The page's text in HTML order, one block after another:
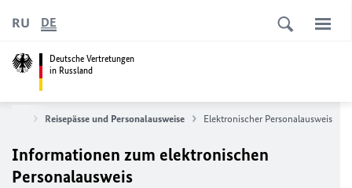
Deutsche Vertretungen
in Russland
RU DE
Reisepässe und Personalausweise Elektronischer Personalausweis
Informationen zum elektronischen
Personalausweis